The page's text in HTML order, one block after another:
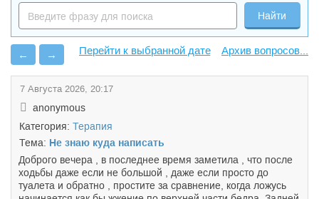
← → Архив вопросов...
7 Августа 2026, 20:17
anonymous
Категория: Терапия
Тема: Не знаю куда написать
Доброго вечера , в последнее время заметила , что после
ходьбы даже если не большой , даже если просто до
туалета и обратно , простите за сравнение, когда ложусь